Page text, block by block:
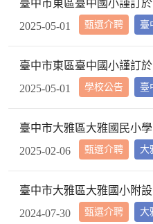
甄選介聘 臺
2025-05-01
學校公告 臺
2025-05-01
甄選介聘 大
2025-02-06
甄選介聘 大
2024-07-30